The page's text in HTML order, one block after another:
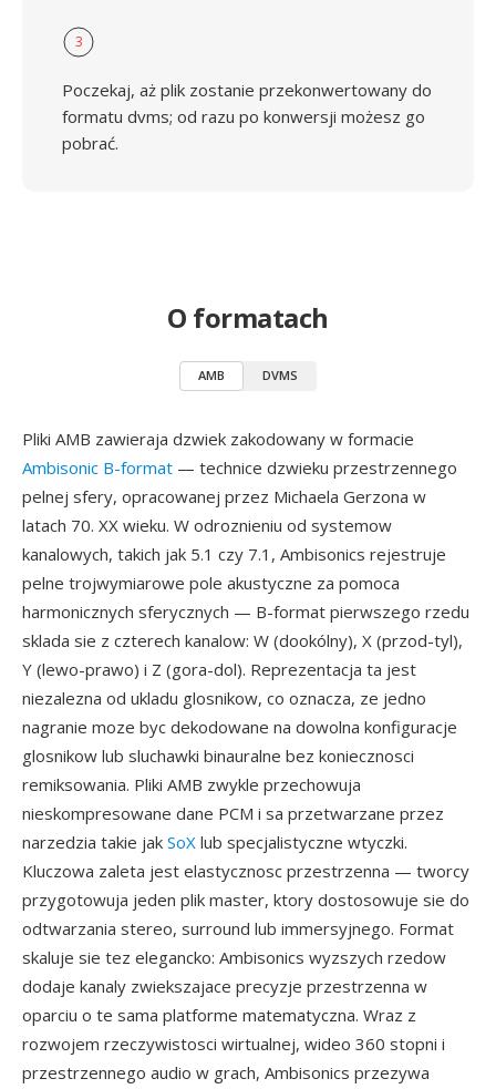
3
Poczekaj, aż plik zostanie przekonwertowany do
formatu dvms; od razu po konwersji możesz go
pobrać.
O formatach
AMB DVMS
Pliki AMB zawieraja dzwiek zakodowany w formacie
Ambisonic B-format — technice dzwieku przestrzennego
pelnej sfery, opracowanej przez Michaela Gerzona w
latach 70. XX wieku. W odroznieniu od systemow
kanalowych, takich jak 5.1 czy 7.1, Ambisonics rejestruje
pelne trojwymiarowe pole akustyczne za pomoca
harmonicznych sferycznych — B-format pierwszego rzedu
sklada sie z czterech kanalow: W (dookólny), X (przod-tyl),
Y (lewo-prawo) i Z (gora-dol). Reprezentacja ta jest
niezalezna od ukladu glosnikow, co oznacza, ze jedno
nagranie moze byc dekodowane na dowolna konfiguracje
glosnikow lub sluchawki binauralne bez koniecznosci
remiksowania. Pliki AMB zwykle przechowuja
nieskompresowane dane PCM i sa przetwarzane przez
narzedzia takie jak SoX lub specjalistyczne wtyczki.
Kluczowa zaleta jest elastycznosc przestrzenna — tworcy
przygotowuja jeden plik master, ktory dostosowuje sie do
odtwarzania stereo, surround lub immersyjnego. Format
skaluje sie tez elegancko: Ambisonics wyzszych rzedow
dodaje kanaly zwiekszajace precyzje przestrzenna w
oparciu o te sama platforme matematyczna. Wraz z
rozwojem rzeczywistosci wirtualnej, wideo 360 stopni i
przestrzennego audio w grach, Ambisonics przezywa